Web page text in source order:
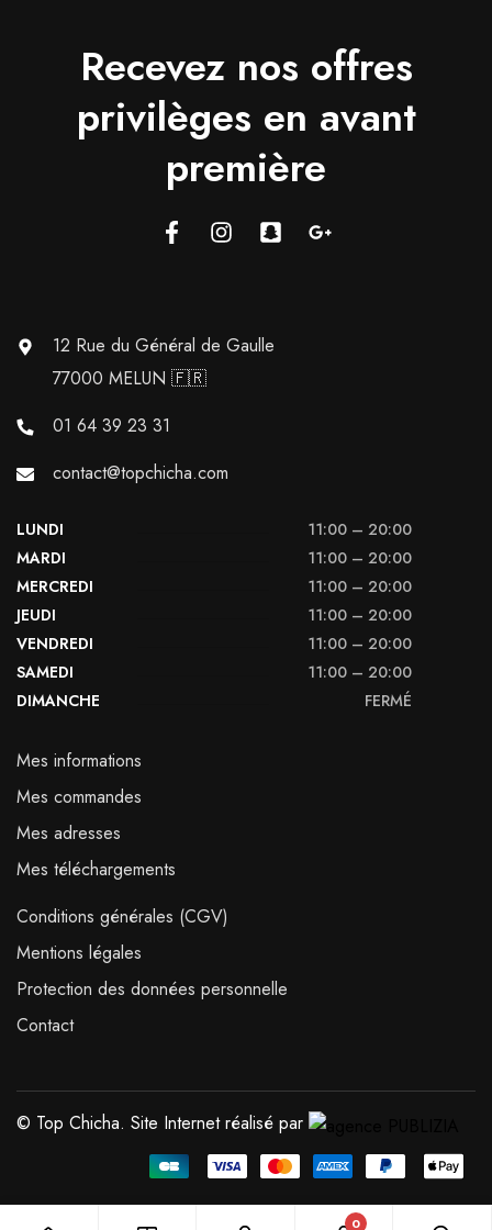
Recevez nos offres
privilèges en avant
première
12 Rue du Général de Gaulle
77000 MELUN 🇫🇷
01 64 39 23 31
contact@topchicha.com
LUNDI
11:00 – 20:00
MARDI
11:00 – 20:00
MERCREDI
11:00 – 20:00
JEUDI
11:00 – 20:00
VENDREDI
11:00 – 20:00
SAMEDI
11:00 – 20:00
DIMANCHE
FERMÉ
Mes informations
Mes commandes
Mes adresses
Mes téléchargements
Conditions générales (CGV)
Mentions légales
Protection des données personnelle
Contact
© Top Chicha. Site Internet réalisé par
0